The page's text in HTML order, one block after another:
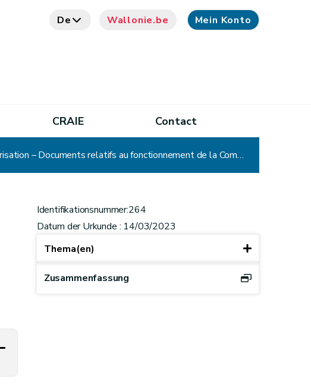
De Wallonie.be Mein Konto
CRAIE Contact
CADA - Décision n° 264 : Commission d'Éthique en expérimentation animale – Décisions d'autorisation – Documents relatifs au fonctionnement de la Commission d'Éthique – Recours sans objet
Identifikationsnummer:264
Datum der Urkunde : 14/03/2023
Thema(en)
Zusammenfassung